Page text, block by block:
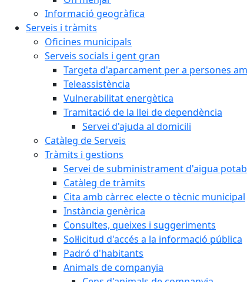
Informació geogràfica
Serveis i tràmits
Oficines municipals
Serveis socials i gent gran
Targeta d'aparcament per a persones
Teleassistència
Vulnerabilitat energètica
Tramitació de la llei de dependència
Servei d'ajuda al domicili
Catàleg de Serveis
Tràmits i gestions
Servei de subministrament d'aigua
Catàleg de tràmits
Cita amb càrrec electe o tècnic municipal
Instància genèrica
Consultes, queixes i suggeriments
Sol·licitud d'accés a la informació pública
Padró d'habitants
Animals de companyia